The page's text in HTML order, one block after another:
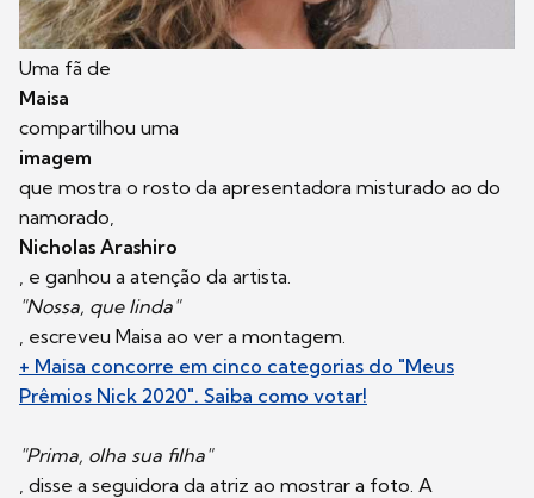
Uma fã de
Maisa
compartilhou uma
imagem
que mostra o rosto da apresentadora misturado ao do
namorado,
Nicholas Arashiro
, e ganhou a atenção da artista.
"Nossa, que linda"
, escreveu Maisa ao ver a montagem.
+ Maisa concorre em cinco categorias do "Meus
Prêmios Nick 2020". Saiba como votar!
"Prima, olha sua filha"
, disse a seguidora da atriz ao mostrar a foto. A